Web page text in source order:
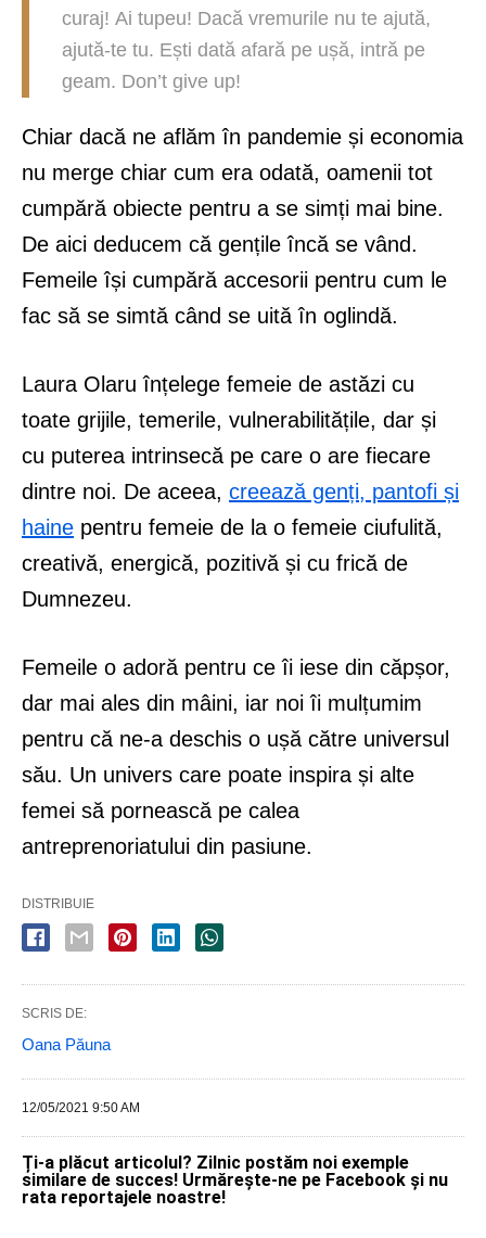
curaj! Ai tupeu! Dacă vremurile nu te ajută,
ajută-te tu. Ești dată afară pe ușă, intră pe
geam. Don’t give up!
Chiar dacă ne aflăm în pandemie și economia
nu merge chiar cum era odată, oamenii tot
cumpără obiecte pentru a se simți mai bine.
De aici deducem că gențile încă se vând.
Femeile își cumpără accesorii pentru cum le
fac să se simtă când se uită în oglindă.
Laura Olaru înțelege femeie de astăzi cu
toate grijile, temerile, vulnerabilitățile, dar și
cu puterea intrinsecă pe care o are fiecare
dintre noi. De aceea, creează genți, pantofi și
haine pentru femeie de la o femeie ciufulită,
creativă, energică, pozitivă și cu frică de
Dumnezeu.
Femeile o adoră pentru ce îi iese din căpșor,
dar mai ales din mâini, iar noi îi mulțumim
pentru că ne-a deschis o ușă către universul
său. Un univers care poate inspira și alte
femei să pornească pe calea
antreprenoriatului din pasiune.
DISTRIBUIE
SCRIS DE:
Oana Păuna
12/05/2021 9:50 AM
Ți-a plăcut articolul? Zilnic postăm noi exemple
similare de succes! Urmărește-ne pe Facebook și nu
rata reportajele noastre!